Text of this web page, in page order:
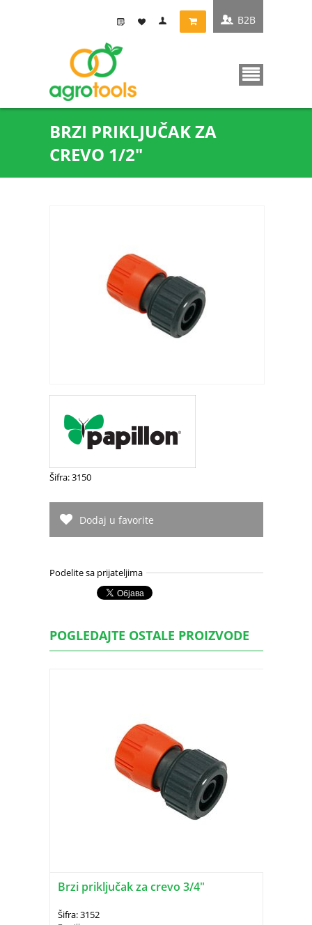
BRZI PRIKLJUČAK ZA
CREVO 1/2"
B2B
Šifra: 3150
Dodaj u favorite
Podelite sa prijateljima
POGLEDAJTE OSTALE PROIZVODE
Brzi priključak za crevo 3/4"
Šifra: 3152